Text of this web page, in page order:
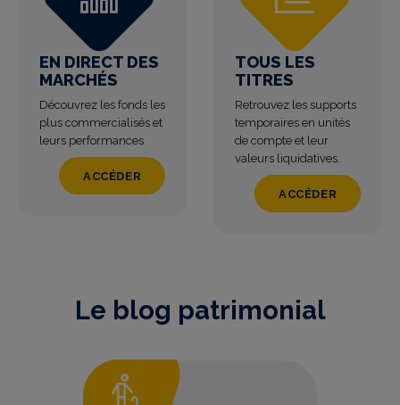
EN DIRECT DES
MARCHÉS
Découvrez les fonds les
plus commercialisés et
leurs performances
ACCÉDER
TOUS LES
TITRES
Retrouvez les supports
temporaires en unités
de compte et leur
valeurs liquidatives.
ACCÉDER
Le blog patrimonial